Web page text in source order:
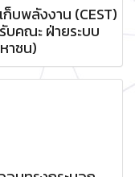
บพลังงาน (CEST)
บคณะ ฝ่ายระบบ
าชน)